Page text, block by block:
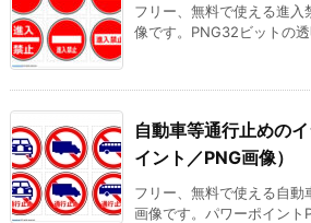
フリー、無料で使える進
像です。PNG32ビットの
自動車等通行止めの
イント／PNG画像）
フリー、無料で使える自動
画像です。パワーポイント